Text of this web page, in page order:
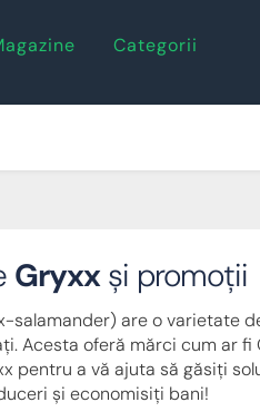
Categorii
Gryxxși promoții
salamander) are o varietate
Acesta oferă mărci cum ar fi
pentru a vă ajuta să găsiți
și economisiți bani!